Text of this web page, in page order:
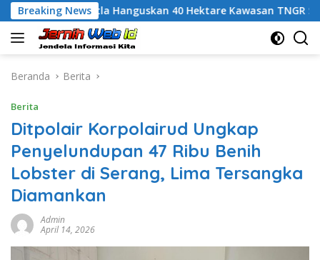
Langsung
ke
konten
Breaking News
Karhutla Hanguskan 40 Hektare Kawasan TNGR Sembalun,
Beranda Berita
Berita
Ditpolair Korpolairud Ungkap
Penyelundupan 47 Ribu Benih
Lobster di Serang, Lima Tersangka
Diamankan
Admin
April 14, 2026